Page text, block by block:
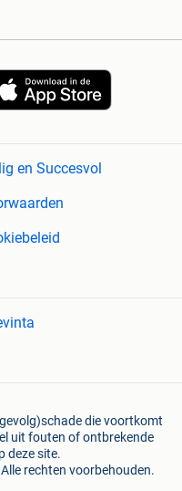
en Succesvol
die voortkomt
uit fouten of ontbrekende
deze site.
rechten voorbehouden.